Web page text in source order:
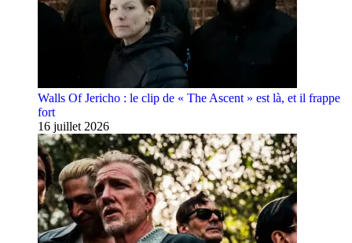
Walls Of Jericho : le clip de « The Ascent » est là, et il frappe
fort
16 juillet 2026